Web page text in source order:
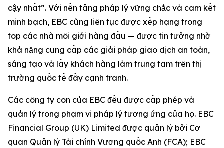
cậy nhất”. Với nền tảng pháp lý vững chắc và cam kết
minh bạch, EBC cũng liên tục được xếp hạng trong
top các nhà môi giới hàng đầu — được tin tưởng nhờ
khả năng cung cấp các giải pháp giao dịch an toàn,
sáng tạo và lấy khách hàng làm trung tâm trên thị
trường quốc tế đầy cạnh tranh.
Các công ty con của EBC đều được cấp phép và
quản lý trong phạm vi pháp lý tương ứng của họ. EBC
Financial Group (UK) Limited được quản lý bởi Cơ
quan Quản lý Tài chính Vương quốc Anh (FCA); EBC